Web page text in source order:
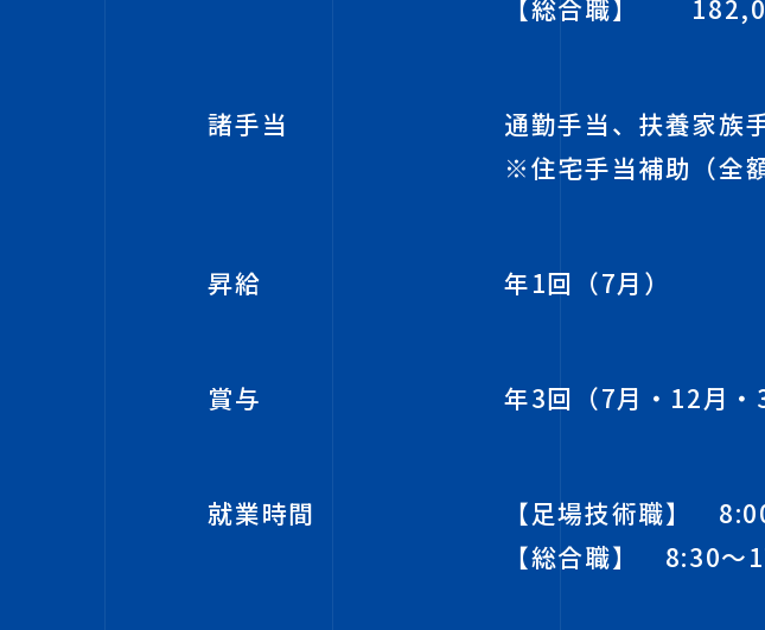
【総合職】
諸手当
通勤手当、扶養家族
※住宅手当補助（全
昇給 年1回（7月）
賞与 年3回（7月・12月・3
就業時間
【足場技術職】
【総合職】 8:30～